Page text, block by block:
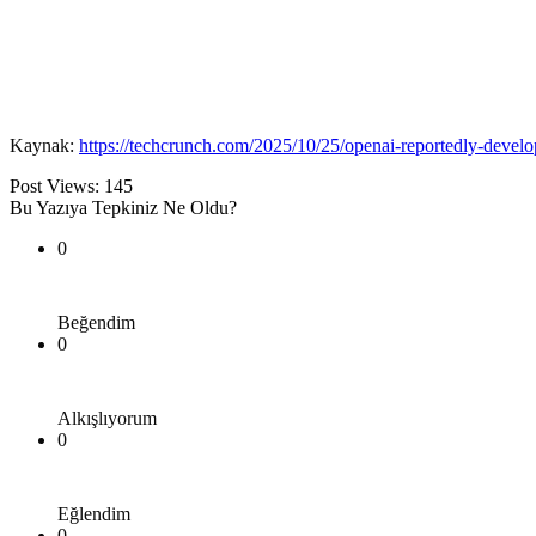
Kaynak: https://techcrunch.com/2025/10/25/openai-reportedly-
Post Views: 145
Bu Yazıya Tepkiniz Ne Oldu?
0
Beğendim
0
Alkışlıyorum
0
Eğlendim